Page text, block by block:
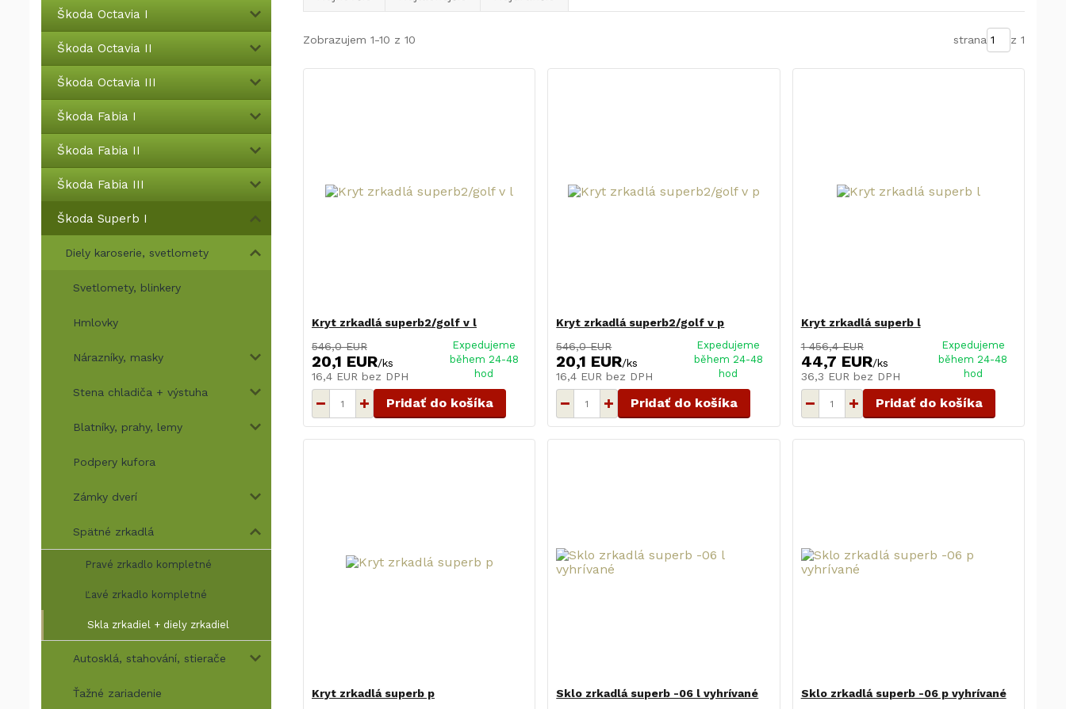
Škoda Octavia I
Škoda Octavia II
Škoda Octavia III
Škoda Fabia I
Škoda Fabia II
Škoda Fabia III
Škoda Superb I
Diely karoserie, svetlomety
Svetlomety, blinkery
Hmlovky
Nárazníky, masky
Stena chladiča + výstuha
Blatníky, prahy, lemy
Podpery kufora
Zámky dverí
Spätné zrkadlá
Pravé zrkadlo kompletné
Ľavé zrkadlo kompletné
Skla zrkadiel + diely zrkadiel
Autosklá, stahování, stierače
Ťažné zariadenie
Zobrazujem 1-10 z 10 strana z 1
Kryt zrkadlá superb2/golf v l
546,0 EUR
20,1 EUR/ks
16,4 EUR bez DPH
Expedujeme
během 24-48
hod
Pridať do košíka
Kryt zrkadlá superb2/golf v p
546,0 EUR
20,1 EUR/ks
16,4 EUR bez DPH
Expedujeme
během 24-48
hod
Pridať do košíka
Kryt zrkadlá superb l
1 456,4 EUR
44,7 EUR/ks
36,3 EUR bez DPH
Expedujeme
během 24-48
hod
Pridať do košíka
Kryt zrkadlá superb p
Sklo zrkadlá superb -06 l vyhrívané
Sklo zrkadlá superb -06 p vyhrívané